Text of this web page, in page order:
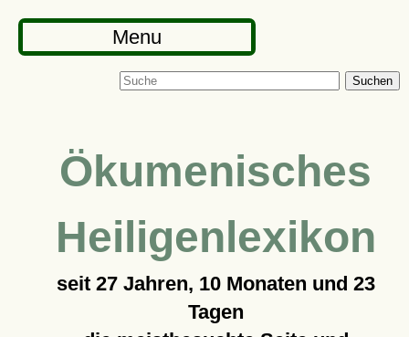
Menu
Suchen
Ökumenisches
Heiligenlexikon
seit 27 Jahren, 10 Monaten und 23
Tagen